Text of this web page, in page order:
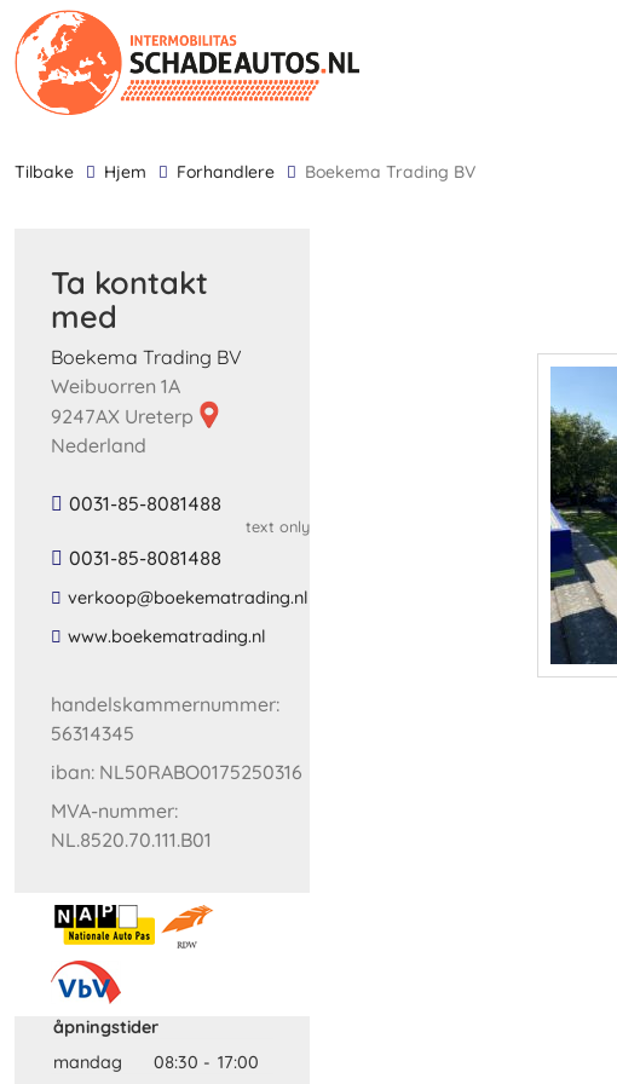
tilbake Hjem Forhandlere Boekema Trading BV
Ta kontakt
med
Boekema Trading BV
Weibuorren 1A
9247AX Ureterp
Nederland
0031-85-8081488
text only
0031-85-8081488
​verkoop​@​boekematrading​.​nl​
​www​.​boekematrading​.​nl​
handelskammernummer:
56314345
iban: NL50RABO0175250316
MVA-nummer:
NL.8520.70.111.B01
åpningstider
mandag
08:30 - 17:00